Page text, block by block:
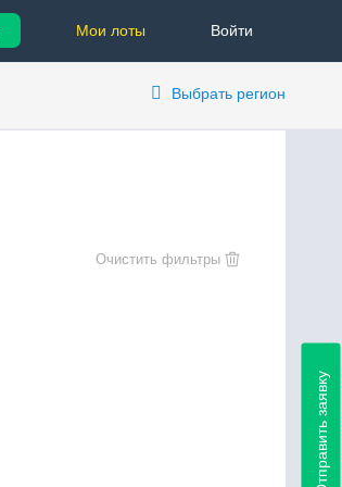
Войти
Мои лоты
Выбрать регион
Отправить заявку